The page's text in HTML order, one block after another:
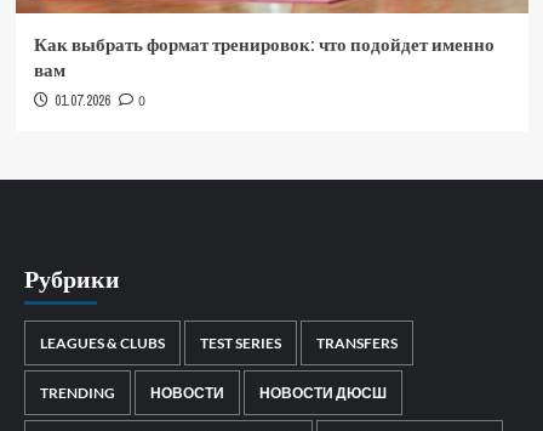
Как выбрать формат тренировок: что подойдет именно
вам
01.07.2026 0
Рубрики
LEAGUES & CLUBS TEST SERIES TRANSFERS
TRENDING НОВОСТИ НОВОСТИ ДЮСШ